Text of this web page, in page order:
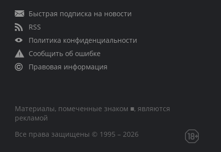
Быстрая подписка на новости
RSS
Политика конфиденциальности
Сообщить об ошибке
Правовая информация
Материалы, помеченные знаком ■, являются
рекламой
Все права защищены © 1995 – 2026